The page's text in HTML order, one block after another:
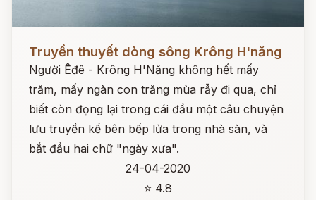
Đọc ngay
Truyền thuyết dòng sông Krông H'năng
Người Êđê - Krông H'Năng không hết mấy
trăm, mấy ngàn con trăng mùa rẫy đi qua, chỉ
biết còn đọng lại trong cái đầu một câu chuyện
lưu truyền kể bên bếp lửa trong nhà sàn, và
bắt đầu hai chữ "ngày xưa".
24-04-2020
⭐ 4.8